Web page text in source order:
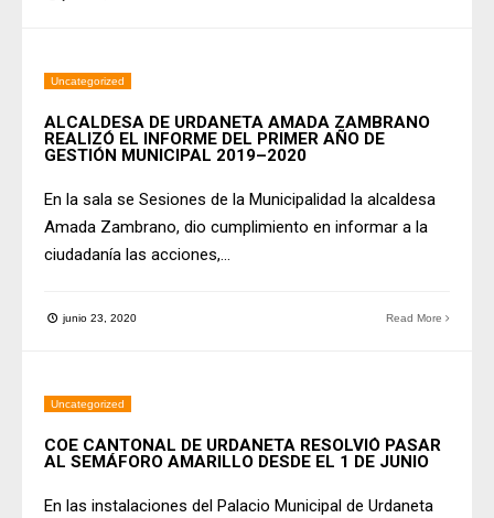
Uncategorized
ALCALDESA DE URDANETA AMADA ZAMBRANO
REALIZÓ EL INFORME DEL PRIMER AÑO DE
GESTIÓN MUNICIPAL 2019–2020
En la sala se Sesiones de la Municipalidad la alcaldesa
Amada Zambrano, dio cumplimiento en informar a la
ciudadanía las acciones,...
junio 23, 2020 Read More
Uncategorized
COE CANTONAL DE URDANETA RESOLVIÓ PASAR
AL SEMÁFORO AMARILLO DESDE EL 1 DE JUNIO
En las instalaciones del Palacio Municipal de Urdaneta